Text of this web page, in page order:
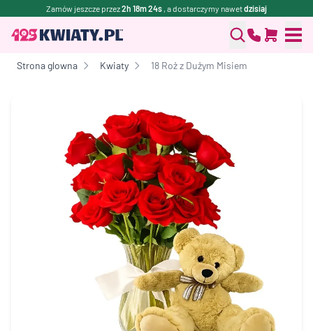
Zamów jeszcze przez2h 18m 24s , a dostarczymy nawetdzisiaj
Strona glowna Kwiaty 18 Roż z Dużym Misiem